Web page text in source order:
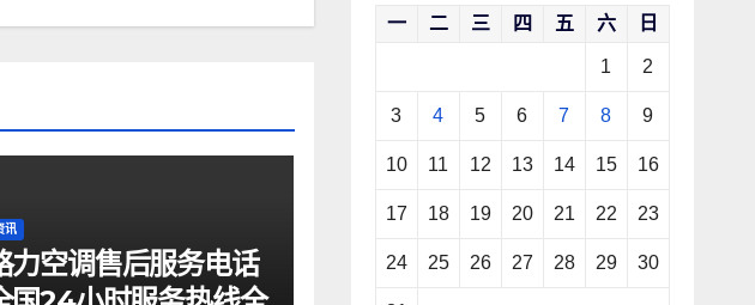
讯
力空调售后服务电话
一 二 三 四 五 六 日
1 2
3 4 5 6 7 8 9
10 11 12 13 14 15 16
17 18 19 20 21 22 23
24 25 26 27 28 29 30